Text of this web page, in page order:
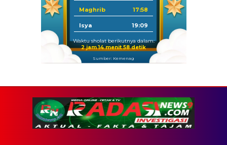
Maghrib 17:58
Isya 19:09
Waktu sholat berikutnya dalam:
2 jam 14 menit 57 detik
Sumber: Kemenag